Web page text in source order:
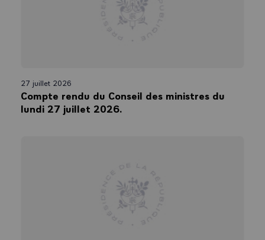
27 juillet 2026
Compte rendu du Conseil des ministres du
lundi 27 juillet 2026.